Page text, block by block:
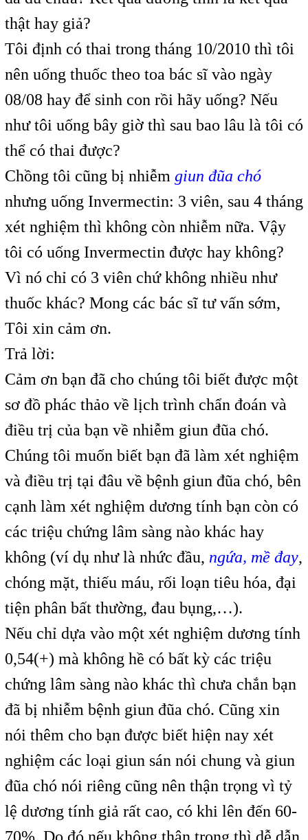
thật hay giả?
Tôi định có thai trong tháng 10/2010 thì tôi
nên uống thuốc theo toa bác sĩ vào ngày
08/08 hay để sinh con rồi hãy uống? Nếu
như tôi uống bây giờ thì sau bao lâu là tôi có
thể có thai được?
Chồng tôi cũng bị nhiễm giun đũa chó
nhưng uống Invermectin: 3 viên, sau 4 tháng
xét nghiệm thì không còn nhiễm nữa. Vậy
tôi có uống Invermectin được hay không?
Vì nó chỉ có 3 viên chứ không nhiều như
thuốc khác? Mong các bác sĩ tư vấn sớm,
Tôi xin cảm ơn.
Trả lời:
Cảm ơn bạn đã cho chúng tôi biết được một
sơ đồ phác thảo về lịch trình chẩn đoán và
điều trị của bạn về nhiễm giun đũa chó.
Chúng tôi muốn biết bạn đã làm xét nghiệm
và điều trị tại đâu về bệnh giun đũa chó, bên
cạnh làm xét nghiệm dương tính bạn còn có
các triệu chứng lâm sàng nào khác hay
không (ví dụ như là nhức đầu, ngứa, mề đay,
chóng mặt, thiếu máu, rối loạn tiêu hóa, đại
tiện phân bất thường, đau bụng,…).
Nếu chỉ dựa vào một xét nghiệm dương tính
0,54(+) mà không hề có bất kỳ các triệu
chứng lâm sàng nào khác thì chưa chắn bạn
đã bị nhiễm bệnh giun đũa chó. Cũng xin
nói thêm cho bạn được biết hiện nay xét
nghiệm các loại giun sán nói chung và giun
đũa chó nói riêng cũng nên thận trọng vì tỷ
lệ dương tính giả rất cao, có khi lên đến 60-